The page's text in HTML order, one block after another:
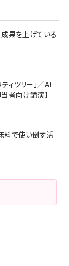
果を上げている
ィツリー」／AI
者向け講演】
料で使い倒す活